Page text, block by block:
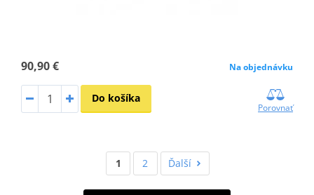
90,90 € Na objednávku
Do košíka
Porovnať
1 2 Ďalší